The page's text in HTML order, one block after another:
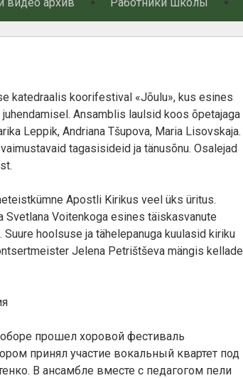
katedraalis koorifestival «Jõulu», kus esines
Ansamblis laulsid koos õpetajaga
Leppik, Andriana Tšupova, Maria Lisovskaja.
tagasisideid ja tänusõnu. Osalejad
Apostli Kirikus veel üks üritus.
Svetlana Voitenkoga esines täiskasvanute
hoolsuse ja tähelepanuga kuulasid kiriku
Jelena Petrištševa mängis kellade
прошел хоровой фестиваль
принял участие вокальный квартет под
В ансамбле вместе с педагогом пели